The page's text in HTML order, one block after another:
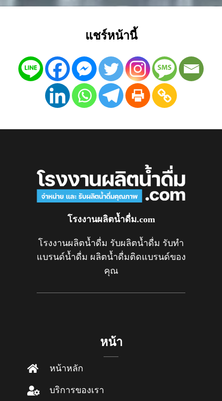
แชร์หน้านี้
โรงงานผลิตน้ำดื่ม.com
โรงงานผลิตน้ำดื่ม รับผลิตน้ำดื่ม รับทำ
แบรนด์น้ำดื่ม ผลิตน้ำดื่มติดแบรนด์ของ
คุณ
หน้า
หน้าหลัก
บริการของเรา